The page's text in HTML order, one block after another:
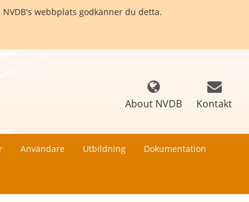
webbplats godkänner du detta.
Användare Utbildning Dokumentation
About NVDB Kontakt